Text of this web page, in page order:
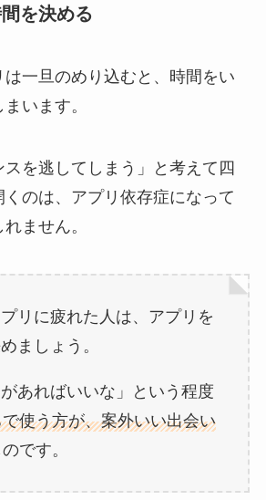
を決める
一旦のめり込むと、時間をい
います。
スを逃してしまう」と考えて四
のは、アプリ依存症になって
ません。
リに疲れた人は、アプリを
ましょう。
があればいいな」という程度
使う方が、案外いい出会い
です。